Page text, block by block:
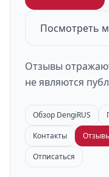
Посмотреть
Отзывы
не являются
Обзор DengiRUS
Контакты
Отписаться